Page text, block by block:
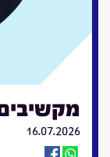
מקשיבים
16.07.2026